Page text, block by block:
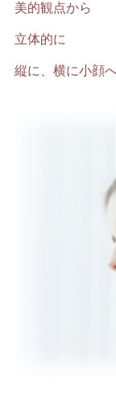
美的観点から
立体的に
縦に、横に小顔